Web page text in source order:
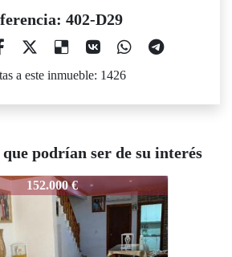
402-D29
a este inmueble: 1426
podrían ser de su interés
152.000 €
402-D29 135.000 €